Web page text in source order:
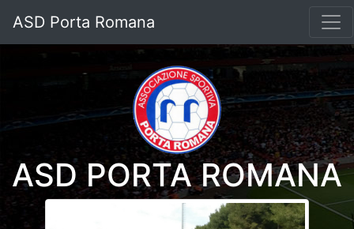
ASD Porta Romana
ASD PORTA ROMANA